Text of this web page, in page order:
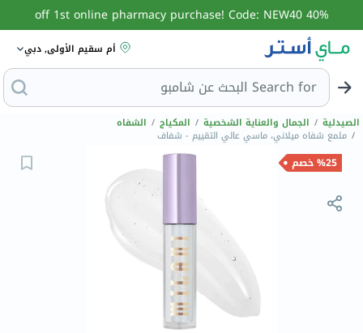
40% off 1st online pharmacy purchase! Code: NEW40
أم سقيم الأولى, دبي
Search for
الصيدلية / الجمال والعناية الشخصية / المكياج / الشفاه
/ ملمع شفاه ميلاني، ماسي عالي التقييم - شفاف
%25 خصم